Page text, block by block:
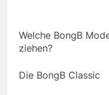
Welche BongB
ziehen?
Die BongB Classic